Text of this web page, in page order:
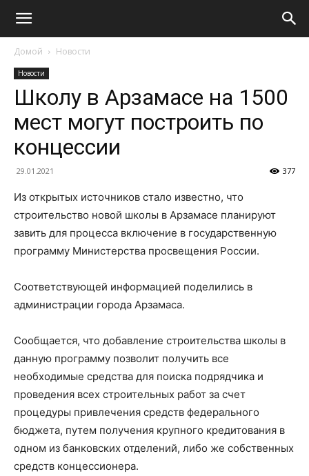
Домой Новости
Новости
Школу в Арзамасе на 1500
мест могут построить по
концессии
29.01.2021 377
Из открытых источников стало известно, что
строительство новой школы в Арзамасе планируют
завить для процесса включение в государственную
программу Министерства просвещения России.
Соответствующей информацией поделились в
администрации города Арзамаса.
Сообщается, что добавление строительства школы в
данную программу позволит получить все
необходимые средства для поиска подрядчика и
проведения всех строительных работ за счет
процедуры привлечения средств федерального
бюджета, путем получения крупного кредитования в
одном из банковских отделений, либо же собственных
средств концессионера.